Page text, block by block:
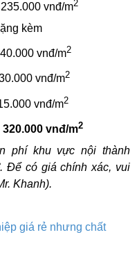
vnđ/m2
kèm
vnđ/m2
vnđ/m2
vnđ/m2
320.000 vnđ/m2
phí khu vực nội thành
Để có giá chính xác, vui
Khanh).
giá rẻ nhưng chất